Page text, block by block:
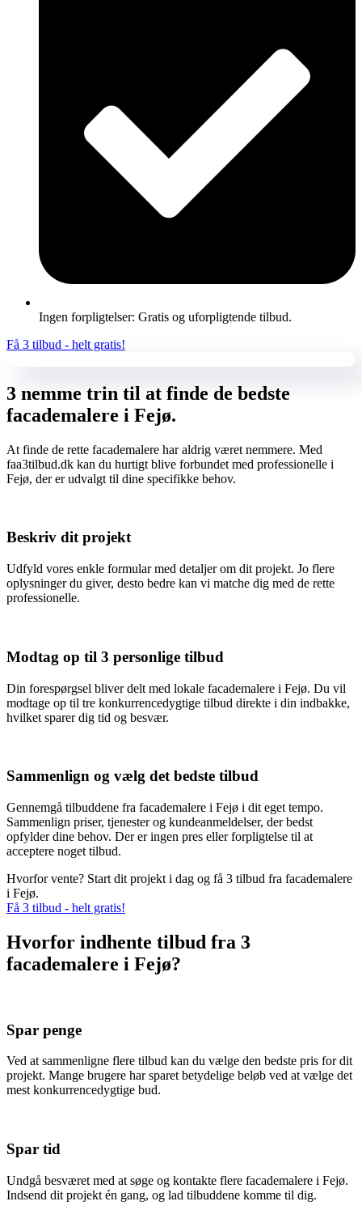
Ingen forpligtelser: Gratis og uforpligtende tilbud.
Få 3 tilbud - helt gratis!
3 nemme trin til at finde de bedste
facademalere i Fejø.
At finde de rette facademalere har aldrig været nemmere. Med
faa3tilbud.dk kan du hurtigt blive forbundet med professionelle i
Fejø, der er udvalgt til dine specifikke behov.
Beskriv dit projekt
Udfyld vores enkle formular med detaljer om dit projekt. Jo flere
oplysninger du giver, desto bedre kan vi matche dig med de rette
professionelle.
Modtag op til 3 personlige tilbud
Din forespørgsel bliver delt med lokale facademalere i Fejø. Du vil
modtage op til tre konkurrencedygtige tilbud direkte i din indbakke,
hvilket sparer dig tid og besvær.
Sammenlign og vælg det bedste tilbud
Gennemgå tilbuddene fra facademalere i Fejø i dit eget tempo.
Sammenlign priser, tjenester og kundeanmeldelser, der bedst
opfylder dine behov. Der er ingen pres eller forpligtelse til at
acceptere noget tilbud.
Hvorfor vente? Start dit projekt i dag og få 3 tilbud fra facademalere
i Fejø.
Få 3 tilbud - helt gratis!
Hvorfor indhente tilbud fra 3
facademalere i Fejø?
Spar penge
Ved at sammenligne flere tilbud kan du vælge den bedste pris for dit
projekt. Mange brugere har sparet betydelige beløb ved at vælge det
mest konkurrencedygtige bud.
Spar tid
Undgå besværet med at søge og kontakte flere facademalere i Fejø.
Indsend dit projekt én gang, og lad tilbuddene komme til dig.